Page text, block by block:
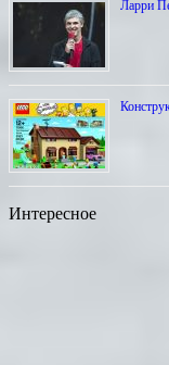
Ларри
Интересное